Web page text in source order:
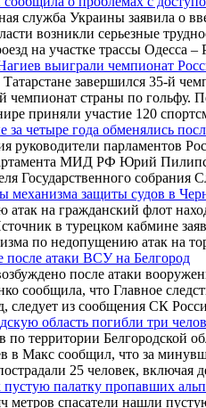
служба Украины заявила о
возникли серьезные
на участке трассы Одесса
выиграли чемпионат
завершился 35-й
чемпионат страны по
приняли участие 120
за четыре года обменялись
руководители парламентов
МИД РФ Юрий
Государственного
механизма защиты судов в
на гражданский флот
в турецком кабмине
по недопущению атак на
после атаки ВСУ на Белгород
после атаки
сообщила, что Главное
следует из сообщения СК
область погибли три
по территории Белгородской
Макс сообщил, что за
25 человек, включая
палатку пропавших
метров спасатели нашли